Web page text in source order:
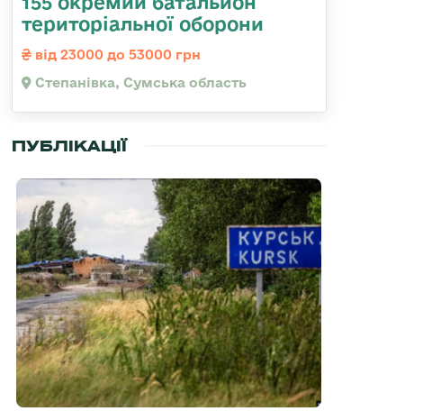
територіальної оборони
від 23000 до 53000 грн
Степанівка, Сумська область
ПУБЛІКАЦІЇ